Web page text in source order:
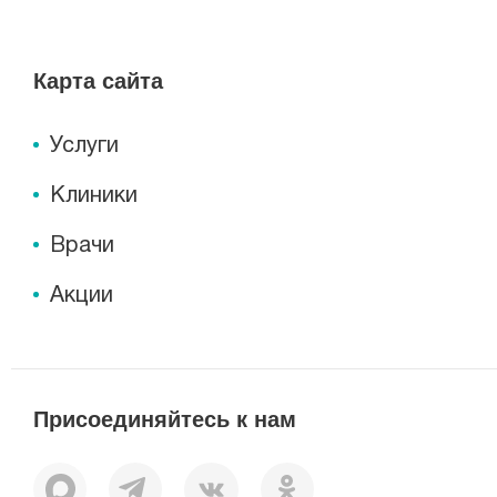
Карта сайта
Услуги
Клиники
Врачи
Акции
Присоединяйтесь к нам